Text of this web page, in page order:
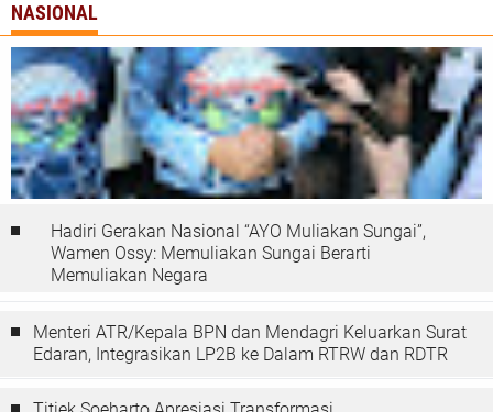
NASIONAL
Hadiri Gerakan Nasional “AYO Muliakan Sungai”,
Wamen Ossy: Memuliakan Sungai Berarti
Memuliakan Negara
Menteri ATR/Kepala BPN dan Mendagri Keluarkan Surat
Edaran, Integrasikan LP2B ke Dalam RTRW dan RDTR